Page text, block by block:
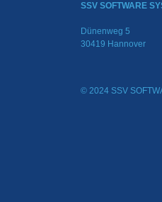
SSV SOFTWARE
Dünenweg 5
30419 Hannover
© 2024 SSV